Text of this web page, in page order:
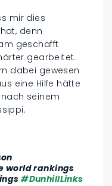
mir dies
denn
geschafft
gearbeitet.
dabei gewesen
eine Hilfe hätte
nach seinem
world rankings
#DunhillLinks